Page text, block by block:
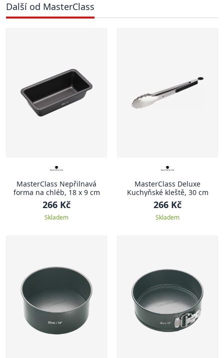
Další od MasterClass
MasterClass Nepřilnavá
forma na chléb, 18 x 9 cm
266 Kč
Skladem
MasterClass Deluxe
Kuchyňské kleště, 30 cm
266 Kč
Skladem